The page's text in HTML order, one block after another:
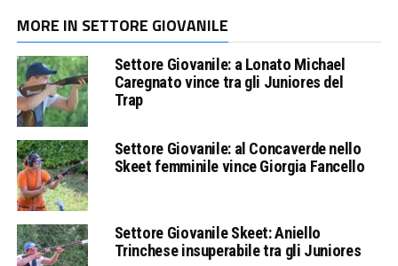
MORE IN SETTORE GIOVANILE
Settore Giovanile: a Lonato Michael
Caregnato vince tra gli Juniores del
Trap
Settore Giovanile: al Concaverde nello
Skeet femminile vince Giorgia Fancello
Settore Giovanile Skeet: Aniello
Trinchese insuperabile tra gli Juniores